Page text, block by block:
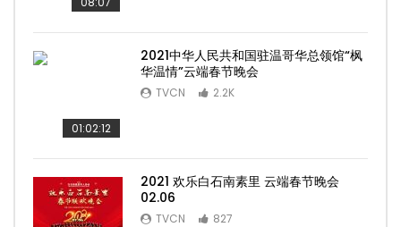
01:02:12
2021中华人民共和国驻温哥华总领馆“枫
华温情”云端春节晚会
TVCN 2.2K
2021 欢乐白石南素里 云端春节晚会
02.06
TVCN 827